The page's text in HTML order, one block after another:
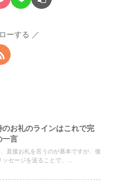
ーする
のお礼のラインはこれで完
一言
直接お礼を言うのが基本ですが、後
セージを送ることで、...